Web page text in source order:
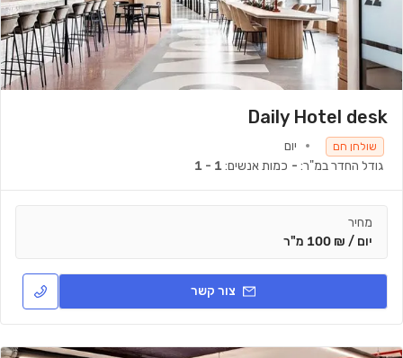
Daily Hotel desk
שולחן חם
יום
כמות אנשים:1 - 1 גודל החדר במ"ר: -
מחיר
יום / ₪ 100 מ"ר
צור קשר